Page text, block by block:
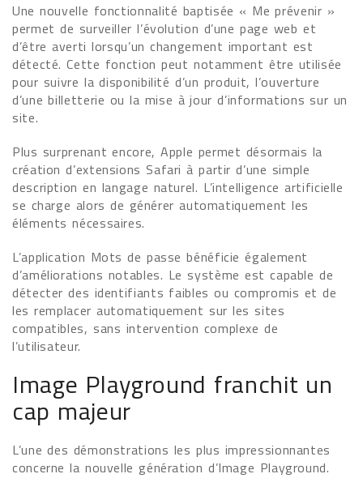
Une nouvelle fonctionnalité baptisée « Me prévenir »
permet de surveiller l’évolution d’une page web et
d’être averti lorsqu’un changement important est
détecté. Cette fonction peut notamment être utilisée
pour suivre la disponibilité d’un produit, l’ouverture
d’une billetterie ou la mise à jour d’informations sur un
site.
Plus surprenant encore, Apple permet désormais la
création d’extensions Safari à partir d’une simple
description en langage naturel. L’intelligence artificielle
se charge alors de générer automatiquement les
éléments nécessaires.
L’application Mots de passe bénéficie également
d’améliorations notables. Le système est capable de
détecter des identifiants faibles ou compromis et de
les remplacer automatiquement sur les sites
compatibles, sans intervention complexe de
l’utilisateur.
Image Playground franchit un
cap majeur
L’une des démonstrations les plus impressionnantes
concerne la nouvelle génération d’Image Playground.